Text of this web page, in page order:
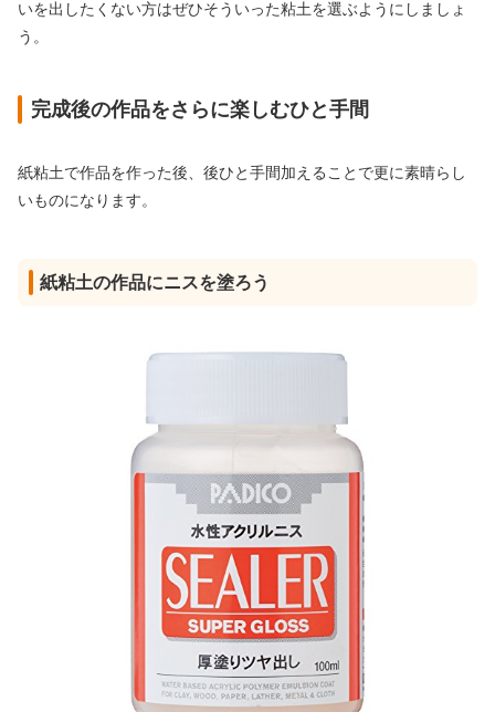
いを出したくない方はぜひそういった粘土を選ぶようにしましょ
う。
完成後の作品をさらに楽しむひと手間
紙粘土で作品を作った後、後ひと手間加えることで更に素晴らし
いものになります。
紙粘土の作品にニスを塗ろう